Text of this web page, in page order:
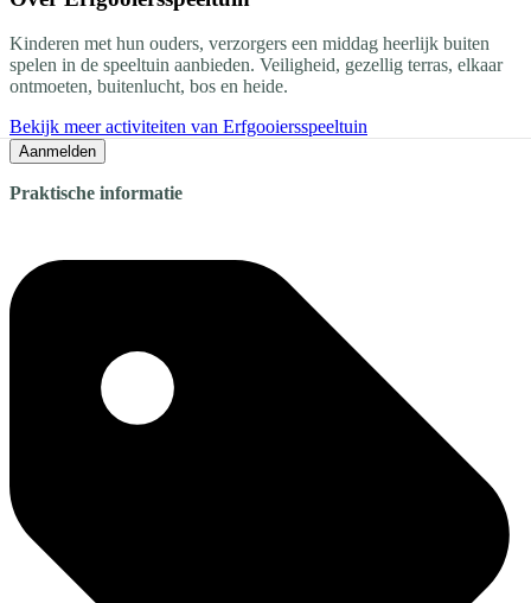
Kinderen met hun ouders, verzorgers een middag heerlijk buiten
spelen in de speeltuin aanbieden. Veiligheid, gezellig terras, elkaar
ontmoeten, buitenlucht, bos en heide.
Bekijk meer activiteiten van Erfgooiersspeeltuin
Aanmelden
Praktische informatie